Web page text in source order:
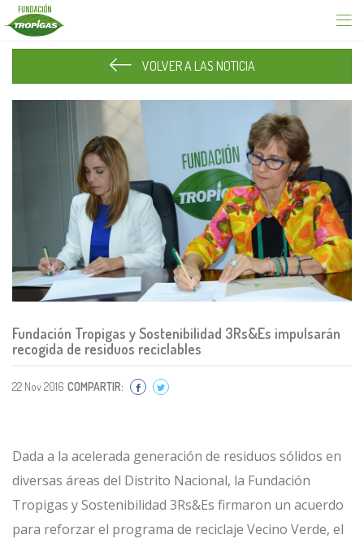
VOLVER A LAS NOTICIA
Fundación Tropigas y Sostenibilidad 3Rs&Es impulsarán
recogida de residuos reciclables
22 Nov 2016 COMPARTIR:
Dada a la acelerada generación de residuos sólidos en
diversas áreas del Distrito Nacional, la Fundación
Tropigas y Sostenibilidad 3Rs&Es firmaron un acuerdo
para reforzar el programa de reciclaje Vecino Verde, el